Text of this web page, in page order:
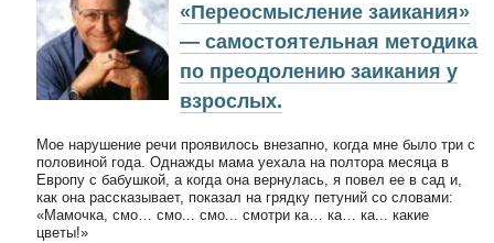
«Переосмысление заикания»
— самостоятельная методика
по преодолению заикания у
взрослых.
Мое нарушение речи проявилось внезапно, когда мне было три с
половиной года. Однажды мама уехала на полтора месяца в
Европу с бабушкой, а когда она вернулась, я повел ее в сад и,
как она рассказывает, показал на грядку петуний со словами:
«Мамочка, смо… смо... смо... смотри ка… ка… ка... какие
цветы!»